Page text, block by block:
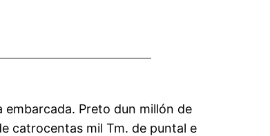
Preto dun millón de
catrocentas mil Tm. de puntal e